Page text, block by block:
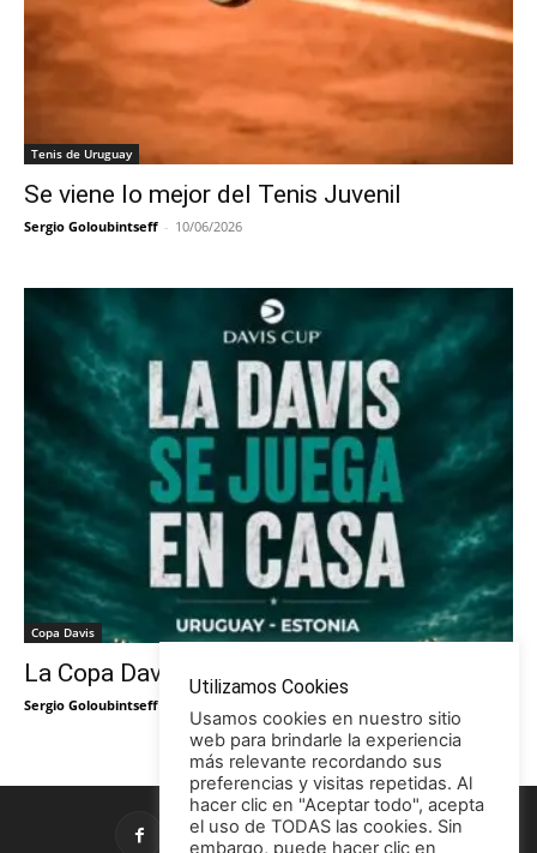
Tenis de Uruguay
Se viene lo mejor del Tenis Juvenil
Sergio Goloubintseff - 10/06/2026
Copa Davis
La Copa Davis vuelve al Círculo
Sergio Goloubintseff
Utilizamos Cookies
Usamos cookies en nuestro sitio
web para brindarle la experiencia
más relevante recordando sus
preferencias y visitas repetidas. Al
hacer clic en "Aceptar todo", acepta
el uso de TODAS las cookies. Sin
embargo, puede hacer clic en